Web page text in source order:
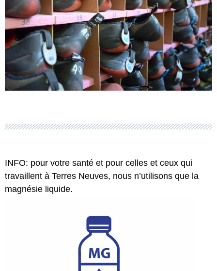
INFO: pour votre santé et pour celles et ceux qui
travaillent à Terres Neuves, nous n’utilisons que la
magnésie liquide.